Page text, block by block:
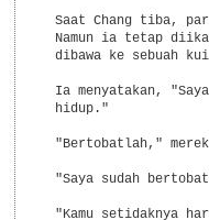
Saat Chang tiba,
Namun ia tetap
dibawa ke sebuah
Ia menyatakan,
  hidup."
"Bertobatlah,"
"Saya sudah
"Kamu setidaknya